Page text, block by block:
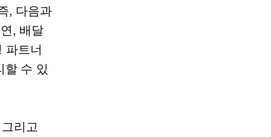
, 다음과
, 배달
파트너
할 수 있
리고